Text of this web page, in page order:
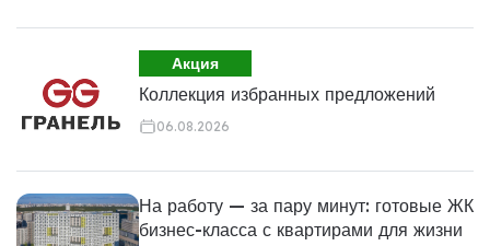
Акция
Коллекция избранных предложений
06.08.2026
На работу — за пару минут: готовые ЖК
бизнес-класса с квартирами для жизни